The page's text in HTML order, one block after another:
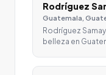
Rodríguez
Guatemala,
Rodríguez
belleza en